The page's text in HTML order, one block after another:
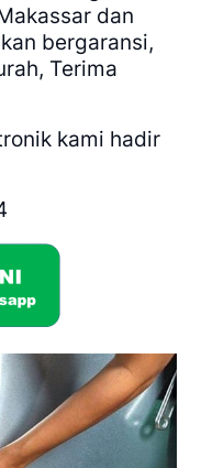
dan
bergaransi,
Terima
kami hadir